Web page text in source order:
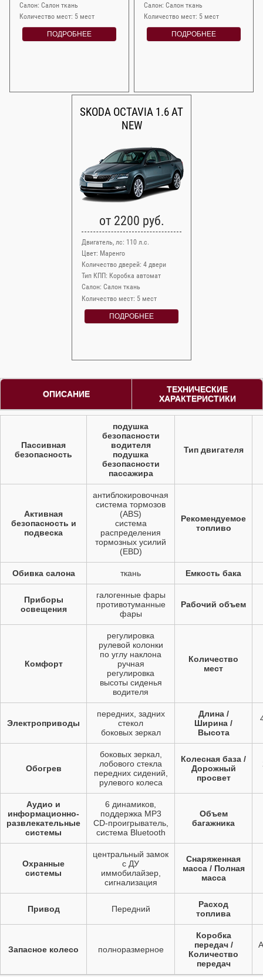
Салон: Салон ткань
Количество мест: 5 мест
ПОДРОБНЕЕ
Салон: Салон ткань
Количество мест: 5 мест
ПОДРОБНЕЕ
SKODA OCTAVIA 1.6 AT
NEW
от 2200 руб.
Двигатель, лс: 110 л.с.
Цвет: Маренго
Количество дверей: 4 двери
Тип КПП: Коробка автомат
Салон: Салон ткань
Количество мест: 5 мест
ПОДРОБНЕЕ
ОПИСАНИЕ
ТЕХНИЧЕСКИЕ
ХАРАКТЕРИСТИКИ
Пассивная
безопасность
подушка
безопасности
водителя
подушка
безопасности
пассажира
Тип двигателя
Активная
безопасность и
подвеска
антиблокировочная
система тормозов
(ABS)
система
распределения
тормозных усилий
(EBD)
Рекомендуемое
топливо
Обивка салона ткань Емкость бака
Приборы
освещения
галогенные фары
противотуманные
фары
Рабочий объем
Комфорт
регулировка
рулевой колонки
по углу наклона
ручная
регулировка
высоты сиденья
водителя
Количество
мест
Электроприводы
передних, задних
стекол
боковых зеркал
Длина /
Ширина /
Высота
Обогрев
боковых зеркал,
лобового стекла
передних сидений,
рулевого колеса
Колесная база /
Дорожный
просвет
Аудио и
информационно-
развлекательные
системы
6 динамиков,
поддержка MP3
CD-проигрыватель,
система Bluetooth
Объем
багажника
Охранные
системы
центральный замок
с ДУ
иммобилайзер,
сигнализация
Снаряженная
масса / Полная
масса
Привод Передний
Расход
топлива
Запасное колесо полноразмерное
Коробка
передач /
Количество
передач